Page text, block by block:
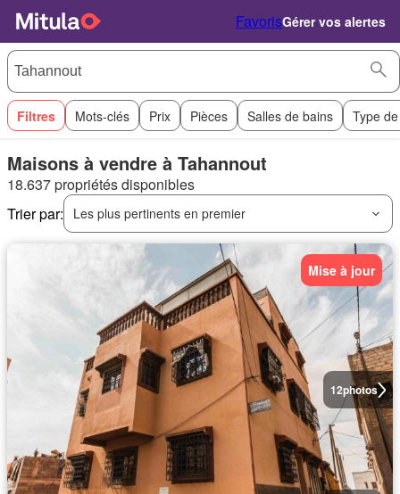
FavorisGérer vos alertes
Filtres Mots-clés Prix Pièces Salles de bains Type
Maisons à vendre à Tahannout
18.637 propriétés disponibles
Trier par:
Les plus pertinents en premier
12photos
Mise à jour